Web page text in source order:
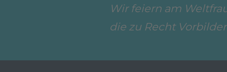
Wir feiern am
die zu Recht